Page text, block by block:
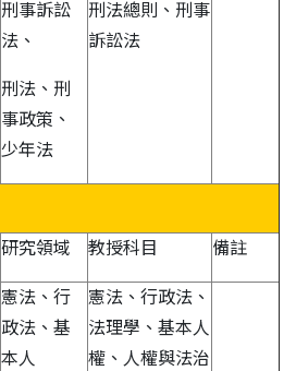
刑事訴訟
法、
刑法、刑
事政策、
少年法
刑法總則、刑事
訴訟法
研究領域 教授科目 備註
憲法、行
政法、基
本人
憲法、行政法、
法理學、基本人
權、人權與法治